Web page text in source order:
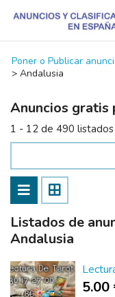
Poner o Publicar
> Andalusia
Anuncios gratis
1 - 12 de 490 listados
Listados de
Andalusia
5.00